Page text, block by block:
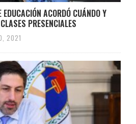
EDUCACIÓN ACORDÓ CUÁNDO Y
PRESENCIALES
2021